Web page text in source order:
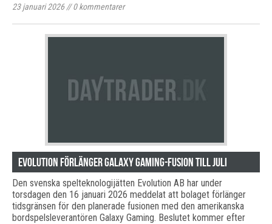
23 januari 2026//0kommentarer
Evolution förlänger Galaxy Gaming-fusion till juli
Den svenska spelteknologijätten Evolution AB har under
torsdagen den 16 januari 2026 meddelat att bolaget förlänger
tidsgränsen för den planerade fusionen med den amerikanska
bordspelsleverantören Galaxy Gaming. Beslutet kommer efter